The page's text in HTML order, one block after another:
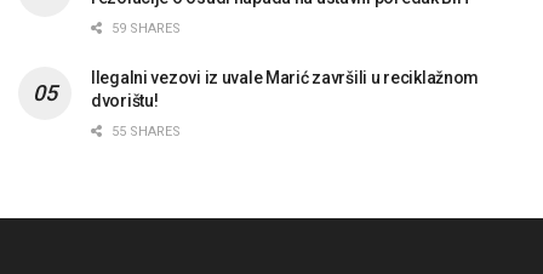
59 SHARES
Ilegalni vezovi iz uvale Marić završili u reciklažnom
dvorištu!
55 SHARES